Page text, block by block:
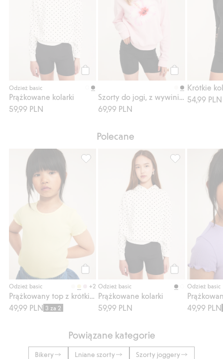
Odzież basic
Prążkowane kolarki
59,99 PLN
Szorty do jogi, z wywiniętym pasem
69,99 PLN
Krótkie
54,99 PLN
Polecane
Kup
Odzież basic +2
Prążkowany top z krótkimi rękawami
49,99 PLN 3 za 2
Prążkowany top z krótkimi rękawami,
Odzież basic
Prążkowane kolarki
59,99 PLN
Prążkowane
Odzież basic
49,99 PLN
Powiązane kategorie
Bikery Lniane szorty
Szorty joggery